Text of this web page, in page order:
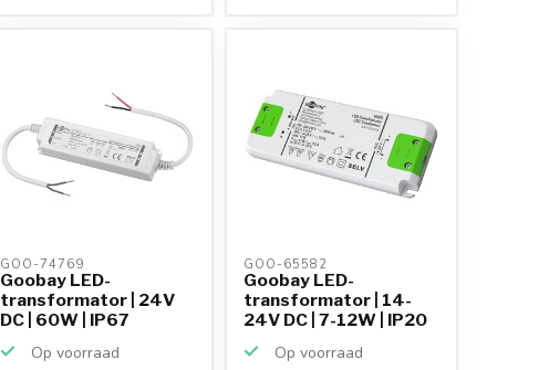
GOO-74769
Goobay LED-
transformator | 24V
DC | 60W | IP67
Op voorraad
GOO-65582
Goobay LED-
transformator | 14-
24V DC | 7-12W | IP20
Op voorraad